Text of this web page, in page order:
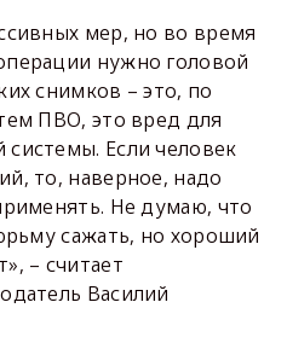
мер, но во время
нужно головой
снимков – это, по
ПВО, это вред для
Если человек
то, наверное, надо
Не думаю, что
сажать, но хороший
– считает
Василий